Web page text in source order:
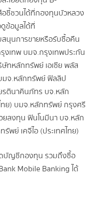
ชี้ชวนได้ที่กองทุนบัวหลวง
ข้อมูลได้ที่
นุนการขายหรือรับซื้อคืน
งเทพ บมจ.กรุงเทพประกัน
ทหลักทรัพย์ เอเซีย พลัส
จ.หลักทรัพย์ ฟิลลิป
รตินาคินภัทร บจ.หลัก
ทย) บมจ.หลักทรัพย์ กรุงศรี
ลงทุน ฟินโนมีนา บจ.หลัก
ย์ เคจีไอ (ประเทศไทย)
บัญชีกองทุน รวมถึงซื้อ
Mobile Banking ได้